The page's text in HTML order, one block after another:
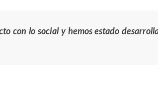
con lo social y hemos estado